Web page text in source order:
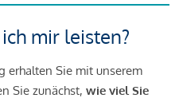
mir leisten?
erhalten Sie mit unserem
Sie zunächst, wie viel Sie